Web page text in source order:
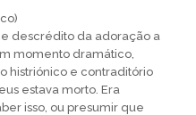
descrédito da adoração a
momento dramático,
histriónico e contraditório
estava morto. Era
isso, ou presumir que